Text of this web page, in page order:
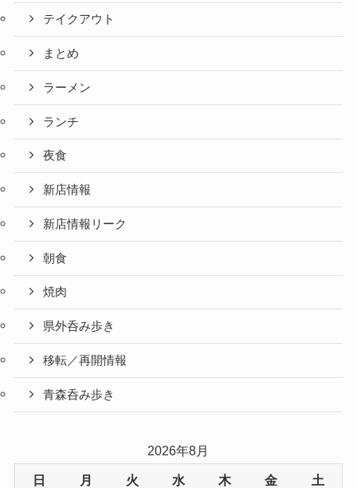
テイクアウト
まとめ
ラーメン
ランチ
夜食
新店情報
新店情報リーク
朝食
焼肉
県外呑み歩き
移転／再開情報
青森呑み歩き
2026年8月
日 月 火 水 木 金 土